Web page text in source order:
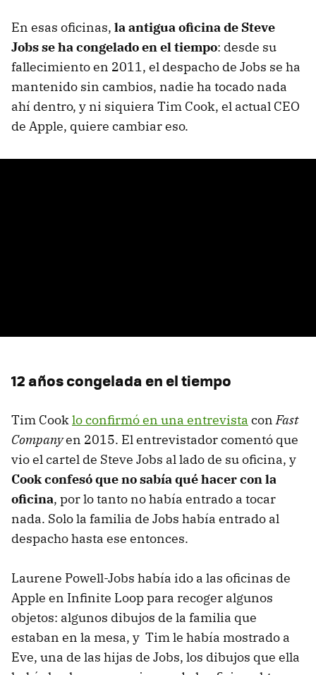
En esas oficinas, la antigua oficina de Steve
Jobs se ha congelado en el tiempo: desde su
fallecimiento en 2011, el despacho de Jobs se ha
mantenido sin cambios, nadie ha tocado nada
ahí dentro, y ni siquiera Tim Cook, el actual CEO
de Apple, quiere cambiar eso.
12 años congelada en el tiempo
Tim Cooklo confirmó en una entrevista conFast
Companyen 2015. El entrevistador comentó que
vio el cartel de Steve Jobs al lado de su oficina, y
Cook confesó que no sabía qué hacer con la
oficina, por lo tanto no había entrado a tocar
nada. Solo la familia de Jobs había entrado al
despacho hasta ese entonces.
Laurene Powell-Jobs había ido a las oficinas de
Apple en Infinite Loop para recoger algunos
objetos: algunos dibujos de la familia que
estaban en la mesa, y Tim le había mostrado a
Eve, una de las hijas de Jobs, los dibujos que ella